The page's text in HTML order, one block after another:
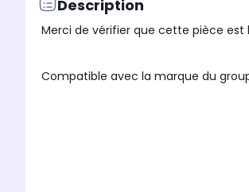
Description
Merci de vérifier que cette pièce